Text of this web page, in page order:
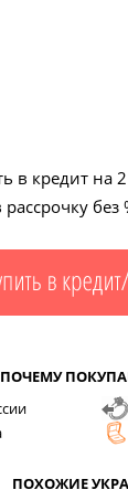
в кредит на 2
без
ПОЧЕМУ
ПОХОЖИЕ